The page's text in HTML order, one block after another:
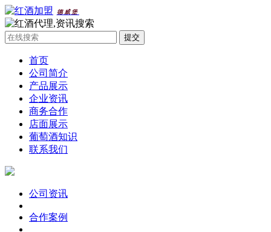
德威堡
首页
公司简介
产品展示
企业资讯
商务合作
店面展示
葡萄酒知识
联系我们
公司资讯
合作案例